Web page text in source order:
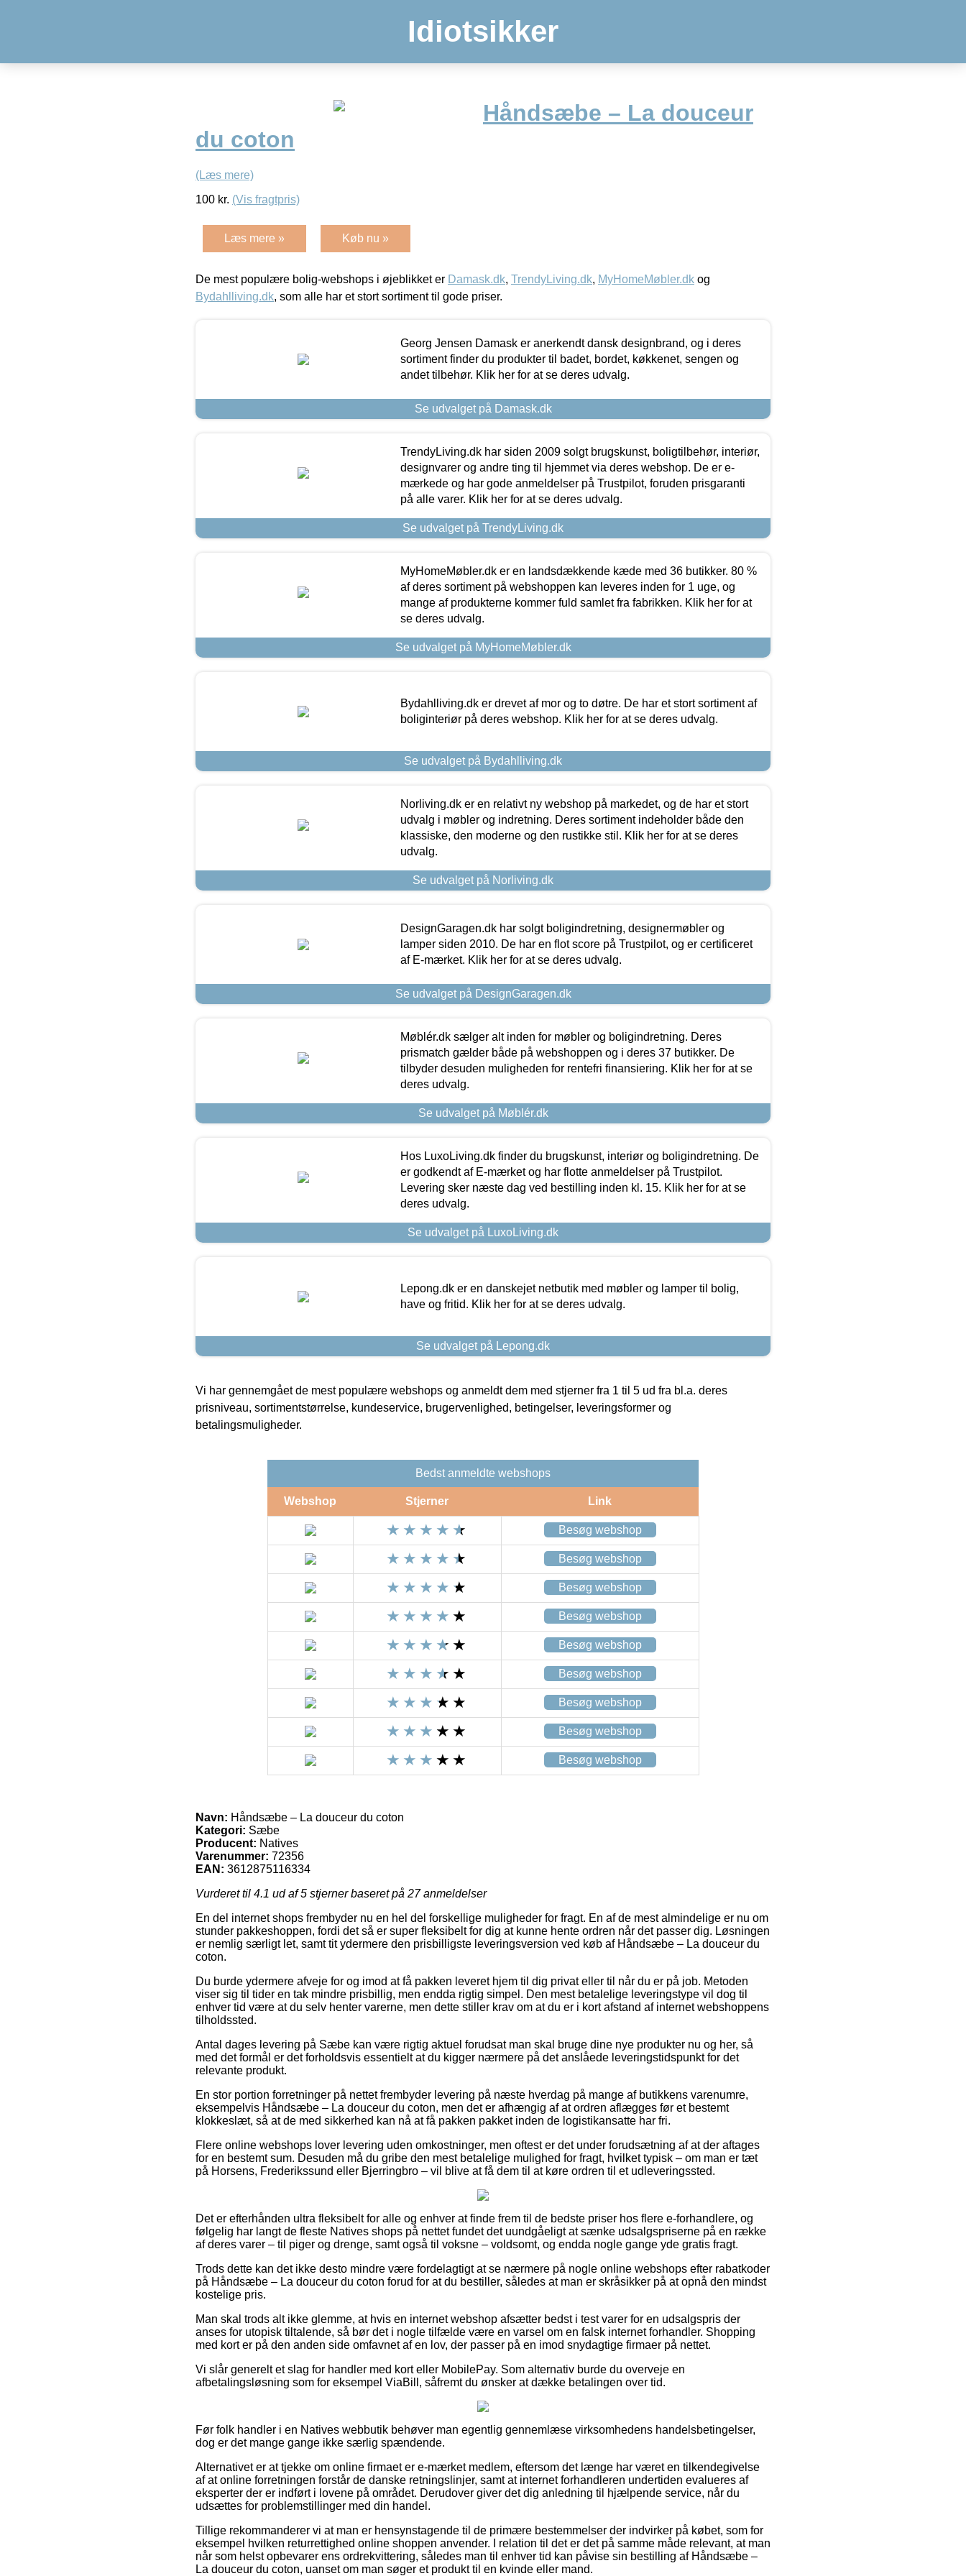
Idiotsikker
Håndsæbe – La douceur
du coton
(Læs mere)
100 kr. (Vis fragtpris)
Læs mere » Køb nu »
De mest populære bolig-webshops i øjeblikket er Damask.dk, TrendyLiving.dk, MyHomeMøbler.dk og
Bydahlliving.dk, som alle har et stort sortiment til gode priser.
Georg Jensen Damask er anerkendt dansk designbrand, og i deres
sortiment finder du produkter til badet, bordet, køkkenet, sengen og
andet tilbehør. Klik her for at se deres udvalg.
Se udvalget på Damask.dk
TrendyLiving.dk har siden 2009 solgt brugskunst, boligtilbehør, interiør,
designvarer og andre ting til hjemmet via deres webshop. De er e-
mærkede og har gode anmeldelser på Trustpilot, foruden prisgaranti
på alle varer. Klik her for at se deres udvalg.
Se udvalget på TrendyLiving.dk
MyHomeMøbler.dk er en landsdækkende kæde med 36 butikker. 80 %
af deres sortiment på webshoppen kan leveres inden for 1 uge, og
mange af produkterne kommer fuld samlet fra fabrikken. Klik her for at
se deres udvalg.
Se udvalget på MyHomeMøbler.dk
Bydahlliving.dk er drevet af mor og to døtre. De har et stort sortiment af
boliginteriør på deres webshop. Klik her for at se deres udvalg.
Se udvalget på Bydahlliving.dk
Norliving.dk er en relativt ny webshop på markedet, og de har et stort
udvalg i møbler og indretning. Deres sortiment indeholder både den
klassiske, den moderne og den rustikke stil. Klik her for at se deres
udvalg.
Se udvalget på Norliving.dk
DesignGaragen.dk har solgt boligindretning, designermøbler og
lamper siden 2010. De har en flot score på Trustpilot, og er certificeret
af E-mærket. Klik her for at se deres udvalg.
Se udvalget på DesignGaragen.dk
Møblér.dk sælger alt inden for møbler og boligindretning. Deres
prismatch gælder både på webshoppen og i deres 37 butikker. De
tilbyder desuden muligheden for rentefri finansiering. Klik her for at se
deres udvalg.
Se udvalget på Møblér.dk
Hos LuxoLiving.dk finder du brugskunst, interiør og boligindretning. De
er godkendt af E-mærket og har flotte anmeldelser på Trustpilot.
Levering sker næste dag ved bestilling inden kl. 15. Klik her for at se
deres udvalg.
Se udvalget på LuxoLiving.dk
Lepong.dk er en danskejet netbutik med møbler og lamper til bolig,
have og fritid. Klik her for at se deres udvalg.
Se udvalget på Lepong.dk
Vi har gennemgået de mest populære webshops og anmeldt dem med stjerner fra 1 til 5 ud fra bl.a. deres
prisniveau, sortimentstørrelse, kundeservice, brugervenlighed, betingelser, leveringsformer og
betalingsmuligheder.
Bedst anmeldte webshops
Webshop Stjerner Link
Besøg webshop
Besøg webshop
Besøg webshop
Besøg webshop
Besøg webshop
Besøg webshop
Besøg webshop
Besøg webshop
Besøg webshop
Navn: Håndsæbe – La douceur du coton
Kategori: Sæbe
Producent: Natives
Varenummer: 72356
EAN: 3612875116334
Vurderet til 4.1 ud af 5 stjerner baseret på 27anmeldelser
En del internet shops frembyder nu en hel del forskellige muligheder for fragt. En af de mest almindelige er nu om
stunder pakkeshoppen, fordi det så er super fleksibelt for dig at kunne hente ordren når det passer dig. Løsningen
er nemlig særligt let, samt tit ydermere den prisbilligste leveringsversion ved køb af Håndsæbe – La douceur du
coton.
Du burde ydermere afveje for og imod at få pakken leveret hjem til dig privat eller til når du er på job. Metoden
viser sig til tider en tak mindre prisbillig, men endda rigtig simpel. Den mest betalelige leveringstype vil dog til
enhver tid være at du selv henter varerne, men dette stiller krav om at du er i kort afstand af internet webshoppens
tilholdssted.
Antal dages levering på Sæbe kan være rigtig aktuel forudsat man skal bruge dine nye produkter nu og her, så
med det formål er det forholdsvis essentielt at du kigger nærmere på det anslåede leveringstidspunkt for det
relevante produkt.
En stor portion forretninger på nettet frembyder levering på næste hverdag på mange af butikkens varenumre,
eksempelvis Håndsæbe – La douceur du coton, men det er afhængig af at ordren aflægges før et bestemt
klokkeslæt, så at de med sikkerhed kan nå at få pakken pakket inden de logistikansatte har fri.
Flere online webshops lover levering uden omkostninger, men oftest er det under forudsætning af at der aftages
for en bestemt sum. Desuden må du gribe den mest betalelige mulighed for fragt, hvilket typisk – om man er tæt
på Horsens, Frederikssund eller Bjerringbro – vil blive at få dem til at køre ordren til et udleveringssted.
Det er efterhånden ultra fleksibelt for alle og enhver at finde frem til de bedste priser hos flere e-forhandlere, og
følgelig har langt de fleste Natives shops på nettet fundet det uundgåeligt at sænke udsalgspriserne på en række
af deres varer – til piger og drenge, samt også til voksne – voldsomt, og endda nogle gange yde gratis fragt.
Trods dette kan det ikke desto mindre være fordelagtigt at se nærmere på nogle online webshops efter rabatkoder
på Håndsæbe – La douceur du coton forud for at du bestiller, således at man er skråsikker på at opnå den mindst
kostelige pris.
Man skal trods alt ikke glemme, at hvis en internet webshop afsætter bedst i test varer for en udsalgspris der
anses for utopisk tiltalende, så bør det i nogle tilfælde være en varsel om en falsk internet forhandler. Shopping
med kort er på den anden side omfavnet af en lov, der passer på en imod snydagtige firmaer på nettet.
Vi slår generelt et slag for handler med kort eller MobilePay. Som alternativ burde du overveje en
afbetalingsløsning som for eksempel ViaBill, såfremt du ønsker at dække betalingen over tid.
Før folk handler i en Natives webbutik behøver man egentlig gennemlæse virksomhedens handelsbetingelser,
dog er det mange gange ikke særlig spændende.
Alternativet er at tjekke om online firmaet er e-mærket medlem, eftersom det længe har været en tilkendegivelse
af at online forretningen forstår de danske retningslinjer, samt at internet forhandleren undertiden evalueres af
eksperter der er indført i lovene på området. Derudover giver det dig anledning til hjælpende service, når du
udsættes for problemstillinger med din handel.
Tillige rekommanderer vi at man er hensynstagende til de primære bestemmelser der indvirker på købet, som for
eksempel hvilken returrettighed online shoppen anvender. I relation til det er det på samme måde relevant, at man
når som helst opbevarer ens ordrekvittering, således man til enhver tid kan påvise sin bestilling af Håndsæbe –
La douceur du coton, uanset om man søger et produkt til en kvinde eller mand.